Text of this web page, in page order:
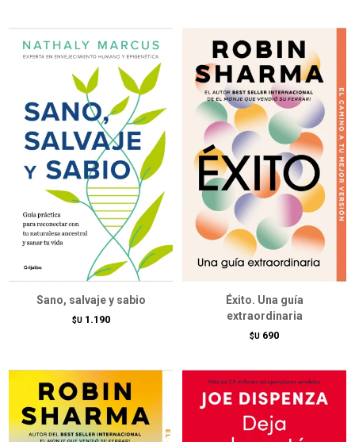
Sano, salvaje y sabio
$U 1.190
Éxito. Una guía
extraordinaria
$U 690